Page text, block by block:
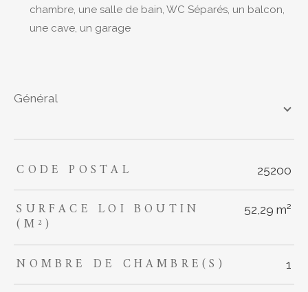
chambre, une salle de bain, WC Séparés, un balcon,
une cave, un garage
général
TRAD_ZEPHYR_Caracteristique TRAD_ZEPHYR_Valeurs
CODE POSTAL 25200
SURFACE LOI BOUTIN
(M²)
52,29 m²
NOMBRE DE CHAMBRE(S) 1